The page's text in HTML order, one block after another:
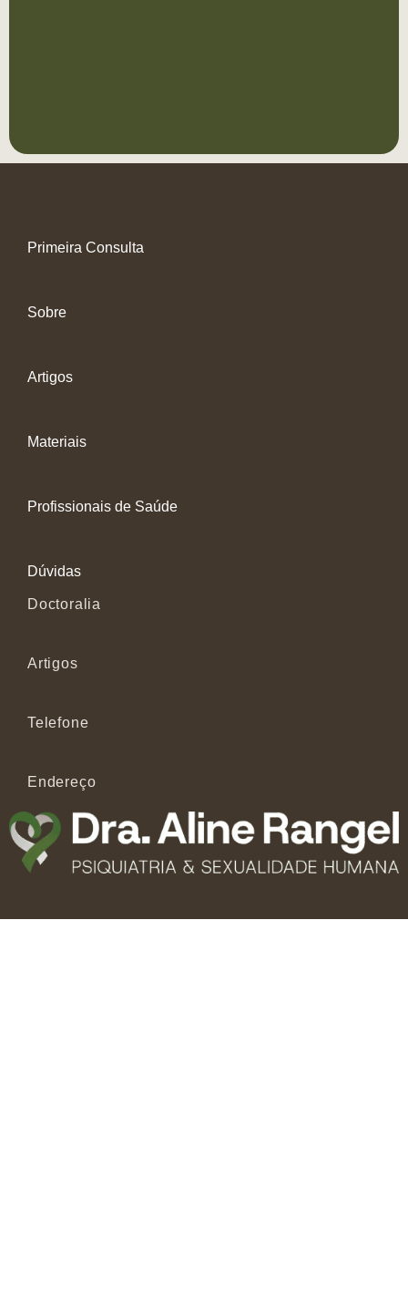
Primeira Consulta
Sobre
Artigos
Materiais
Profissionais de Saúde
Dúvidas
Doctoralia
Artigos
Telefone
Endereço